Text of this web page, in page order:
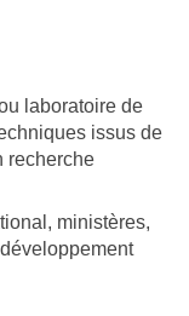
laboratoire de
issus de
recherche
ministères,